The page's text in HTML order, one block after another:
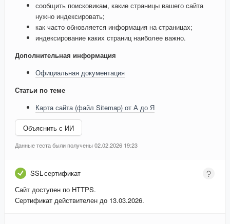
сообщить поисковикам, какие страницы вашего сайта
нужно индексировать;
как часто обновляется информация на страницах;
индексирование каких страниц наиболее важно.
Дополнительная информация
Официальная документация
Статьи по теме
Карта сайта (файл Sitemap) от А до Я
Объяснить с ИИ
Данные теста были получены 02.02.2026 19:23
SSL-сертификат
Сайт доступен по HTTPS.
Сертификат действителен до 13.03.2026.